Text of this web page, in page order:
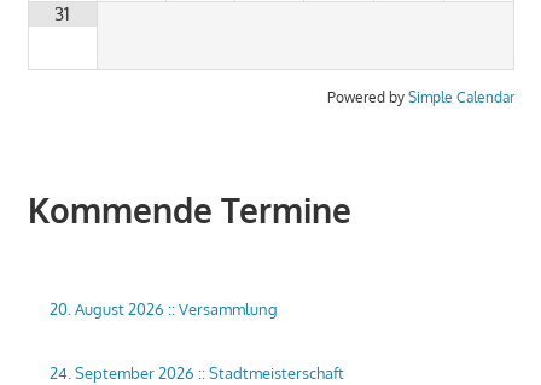
31
Powered by Simple Calendar
Kommende Termine
20. August 2026 ::Versammlung
24. September 2026 ::Stadtmeisterschaft